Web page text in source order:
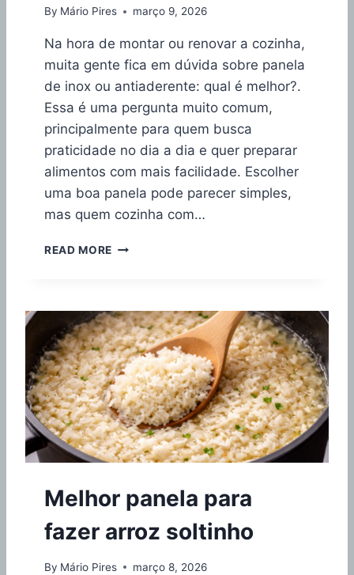
E
C
O
H
E
R
I
D
E
A
By Mário Pires março 9, 2026
Na hora de montar ou renovar a cozinha,
muita gente fica em dúvida sobre panela
de inox ou antiaderente: qual é melhor?.
Essa é uma pergunta muito comum,
principalmente para quem busca
praticidade no dia a dia e quer preparar
alimentos com mais facilidade. Escolher
uma boa panela pode parecer simples,
mas quem cozinha com…
READ MORE
L
A
D
E
I
N
O
X
O
U
N
I
Melhor panela para
fazer arroz soltinho
By Mário Pires março 8, 2026